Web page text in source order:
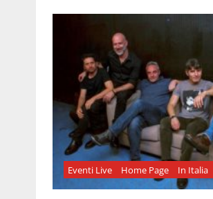
Eventi Live Home Page In Italia